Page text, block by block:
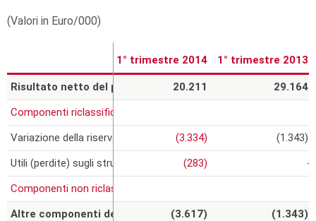
u
(Valori in Euro/000)
1° trimestre 2014 1° trimestre 2013
20.211 29.164
(3.334)
(1.343)
(283)
-
(3.617)
(1.343)
Risultato netto del periodo (a)
Componenti riclassificabili in periodi successivi nel risultato
Variazione della riserva di conversione
Utili (perdite) sugli strumenti di copertura di flussi finanziari
Componenti non riclassificabili in periodi successivi nel
Altre componenti del risultato complessivo (b)